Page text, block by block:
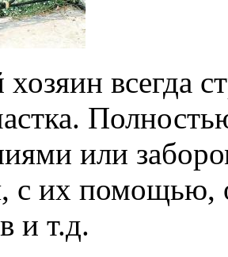
всегда
или
с их помощью,
и т.д.